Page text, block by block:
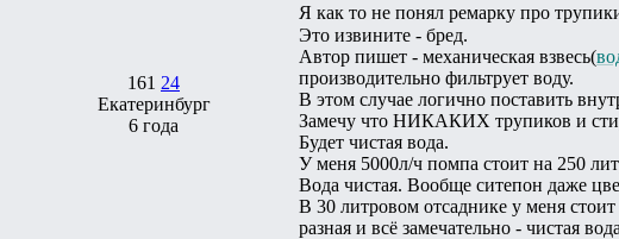
161 24
Екатеринбург
6 года
Я как то не понял ремарку про
Это извините - бред.
Автор пишет - механическая взвесь(
производительно фильтрует воду.
В этом случае логично поставить
Замечу что НИКАКИХ трупиков и
Будет чистая вода.
У меня 5000л/ч помпа стоит на 250
Вода чистая. Вообще ситепон даже
В 30 литровом отсаднике у меня
разная и всё замечательно - чистая